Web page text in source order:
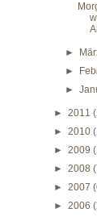
►
►
►
► 2011
► 2010
► 2009
► 2008
► 2007
► 2006